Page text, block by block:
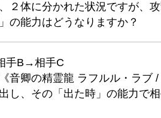
２体に分かれた状況ですが、
の能力はどうなりますか？
手B→相手C
音卿の精霊龍 ラフルル・ラブ
し、その「出た時」の能力で